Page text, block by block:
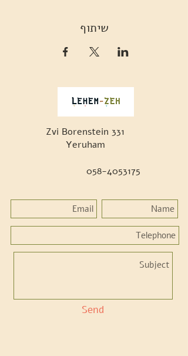
שיתוף
Zvi Borenstein 331
Yeruham
058-4053175
Send